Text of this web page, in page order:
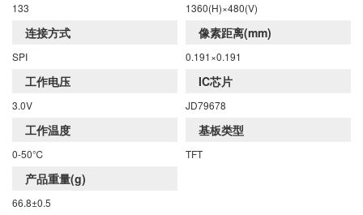
133 1360(H)×480(V)
连接方式
SPI
像素距离(mm)
0.191×0.191
工作电压
3.0V
IC芯片
JD79678
工作温度
0-50℃
基板类型
TFT
产品重量(g)
66.8±0.5